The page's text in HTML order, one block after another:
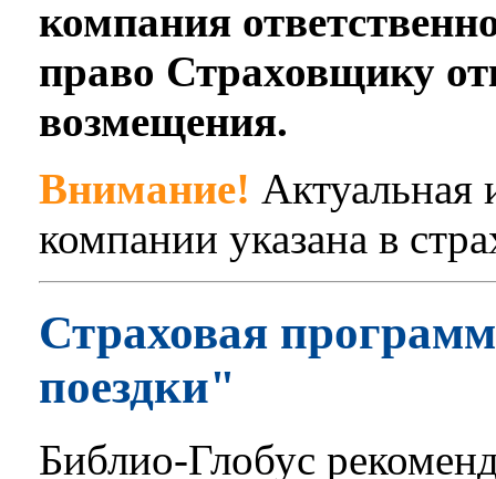
компания
право Страховщику
возмещения.
Внимание! Актуальная
компании указана в
Страховая
поездки"
Библио-Глобус